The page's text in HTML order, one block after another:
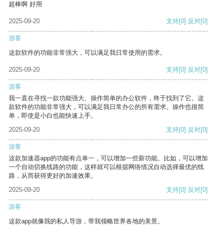
超棒啊 好用
2025-09-20 支持[0] 反对[0]
游客
这款软件的功能非常强大，可以满足我日常使用的需求。
2025-09-20 支持[0] 反对[0]
游客
我一直在寻找一款功能强大、操作简单的办公软件，终于找到了它。这
款软件的功能非常强大，可以满足我日常办公的所有需求。操作也很简
单，即使是小白也能快速上手。
2025-09-20
支持[0] 反对[0]
游客
这款加速器app的功能有点单一，可以增加一些新功能。比如，可以增加
一个自动切换线路的功能，这样就可以根据网络情况自动选择最优的线
路，从而获得更好的加速效果。
2025-09-20
支持[0] 反对[0]
游客
这款app就像我的私人导游，带我领略世界各地的美景。